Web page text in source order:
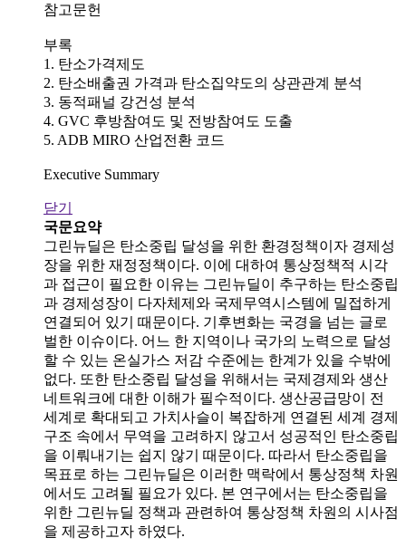
참고문헌
부록
1. 탄소가격제도
2. 탄소배출권 가격과 탄소집약도의 상관관계 분석
3. 동적패널 강건성 분석
4. GVC 후방참여도 및 전방참여도 도출
5. ADB MIRO 산업전환 코드
Executive Summary
닫기
국문요약
그린뉴딜은 탄소중립 달성을 위한 환경정책이자 경제성
장을 위한 재정정책이다. 이에 대하여 통상정책적 시각
과 접근이 필요한 이유는 그린뉴딜이 추구하는 탄소중립
과 경제성장이 다자체제와 국제무역시스템에 밀접하게
연결되어 있기 때문이다. 기후변화는 국경을 넘는 글로
벌한 이슈이다. 어느 한 지역이나 국가의 노력으로 달성
할 수 있는 온실가스 저감 수준에는 한계가 있을 수밖에
없다. 또한 탄소중립 달성을 위해서는 국제경제와 생산
네트워크에 대한 이해가 필수적이다. 생산공급망이 전
세계로 확대되고 가치사슬이 복잡하게 연결된 세계 경제
구조 속에서 무역을 고려하지 않고서 성공적인 탄소중립
을 이뤄내기는 쉽지 않기 때문이다. 따라서 탄소중립을
목표로 하는 그린뉴딜은 이러한 맥락에서 통상정책 차원
에서도 고려될 필요가 있다. 본 연구에서는 탄소중립을
위한 그린뉴딜 정책과 관련하여 통상정책 차원의 시사점
을 제공하고자 하였다.